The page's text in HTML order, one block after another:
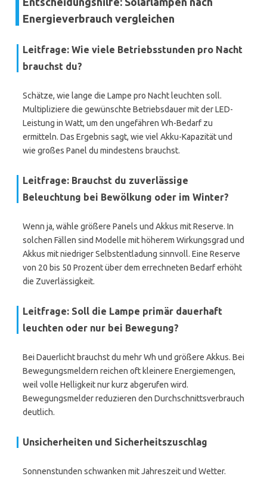
Energieverbrauch vergleichen
Leitfrage: Wie viele Betriebsstunden pro Nacht
brauchst du?
Schätze, wie lange die Lampe pro Nacht leuchten soll.
Multipliziere die gewünschte Betriebsdauer mit der LED-
Leistung in Watt, um den ungefähren Wh-Bedarf zu
ermitteln. Das Ergebnis sagt, wie viel Akku-Kapazität und
wie großes Panel du mindestens brauchst.
Leitfrage: Brauchst du zuverlässige
Beleuchtung bei Bewölkung oder im Winter?
Wenn ja, wähle größere Panels und Akkus mit Reserve. In
solchen Fällen sind Modelle mit höherem Wirkungsgrad und
Akkus mit niedriger Selbstentladung sinnvoll. Eine Reserve
von 20 bis 50 Prozent über dem errechneten Bedarf erhöht
die Zuverlässigkeit.
Leitfrage: Soll die Lampe primär dauerhaft
leuchten oder nur bei Bewegung?
Bei Dauerlicht brauchst du mehr Wh und größere Akkus. Bei
Bewegungsmeldern reichen oft kleinere Energiemengen,
weil volle Helligkeit nur kurz abgerufen wird.
Bewegungsmelder reduzieren den Durchschnittsverbrauch
deutlich.
Unsicherheiten und Sicherheitszuschlag
Sonnenstunden schwanken mit Jahreszeit und Wetter.